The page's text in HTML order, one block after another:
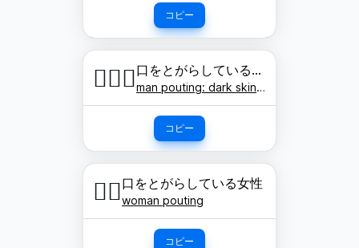
コピー
🙎🏿‍♂️ 口をとがらしている男性: 濃い肌色
man pouting: dark skin tone
コピー
🙎‍♀️口をとがらしている女性
woman pouting
コピー